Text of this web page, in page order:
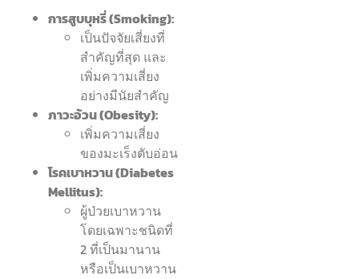
การสูบบุหรี่ (Smoking):
เป็นปัจจัยเสี่ยงที่
สำคัญที่สุด และ
เพิ่มความเสี่ยง
อย่างมีนัยสำคัญ
ภาวะอ้วน (Obesity):
เพิ่มความเสี่ยง
ของมะเร็งตับอ่อน
โรคเบาหวาน (Diabetes
Mellitus):
ผู้ป่วยเบาหวาน
โดยเฉพาะชนิดที่
2 ที่เป็นมานาน
หรือเป็นเบาหวาน